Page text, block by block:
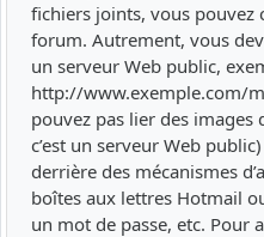
fichiers joints, vous pouvez
forum. Autrement, vous
un serveur Web public,
http://www.exemple.com/
pouvez pas lier des
c’est un serveur Web
derrière des mécanismes
boîtes aux lettres Hotmail
un mot de passe, etc. Pour